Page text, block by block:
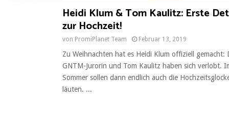
i
u
n
s
Heidi Klum & Tom Kaulitz: Erste
zur Hochzeit!
von PromiPlanet Team Februar 13, 2019
Zu Weihnachten hat es Heidi Klum offiziell gemacht:
GNTM-Jurorin und Tom Kaulitz haben sich verlobt.
Sommer sollen dann endlich auch die
läuten. ...